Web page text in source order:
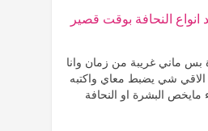
النحافة بوقت قصير
ماني غريبة من زمان وانا
شي يضبط معاي واكتبه
البشرة او النحافة